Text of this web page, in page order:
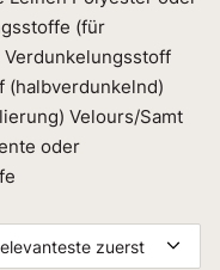
(für
(halbverdunkelnd)
Velours/Samt
oder
zuerst